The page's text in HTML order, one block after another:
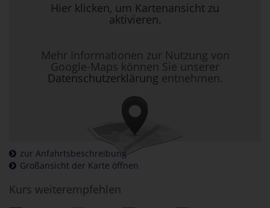
Hier klicken, um Kartenansicht zu
aktivieren.
Mehr Informationen zur Nutzung von
Google-Maps können Sie unserer
Datenschutzerklärung entnehmen.
zur Anfahrtsbeschreibung
Großansicht der Karte öffnen
Kurs weiterempfehlen